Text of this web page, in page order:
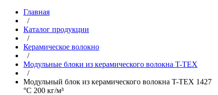
Главная
/
Каталог продукции
/
Керамическое волокно
/
Модульные блоки из керамического волокна T-TEX
/
Модульный блок из керамического волокна T-TEX 1427
°С 200 кг/м³